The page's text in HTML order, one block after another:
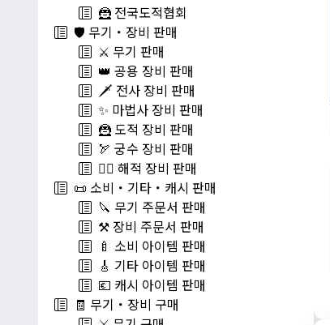
🦹 전국도적협회
🛡️ 무기・장비 판매
⚔️ 무기 판매
👑 공용 장비 판매
🗡️ 전사 장비 판매
✨ 마법사 장비 판매
🦹 도적 장비 판매
🏹 궁수 장비 판매
🏴‍☠️ 해적 장비 판매
📜 소비・기타・캐시 판매
🔪 무기 주문서 판매
⚒️ 장비 주문서 판매
🍼 소비 아이템 판매
🎸 기타 아이템 판매
💶 캐시 아이템 판매
🧾 무기・장비 구매